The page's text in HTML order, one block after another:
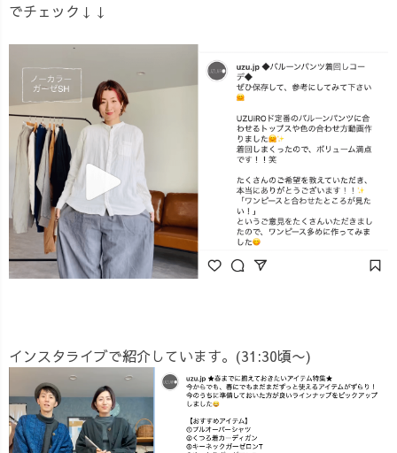
でチェック↓↓
インスタライブで紹介しています。(31:30頃〜)